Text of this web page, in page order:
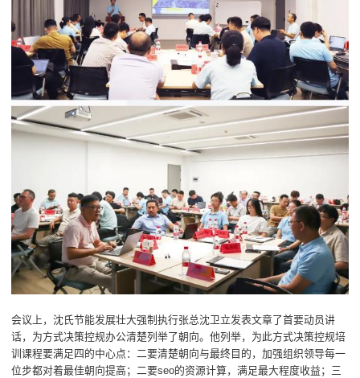
会议上，沈氏节能发展壮大强制执行张总沈卫立发表文章了首要动员讲
话，为方式决策控规办公清楚列举了朝向。他列举，为此方式决策控规培
训课程要满足四的中心点：二要清楚朝向与最终目的，加强组织领导每一
位步都对着最佳朝向提高；二要seo的资源计算，满足最大程度收益；三